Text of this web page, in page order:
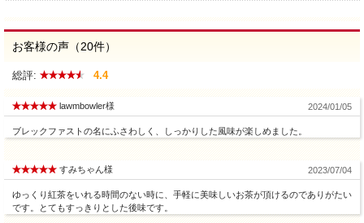
お客様の声（20件）
総評: 4.4
lawmbowler様 2024/01/05
ブレックファストの名にふさわしく、しっかりした風味が楽しめました。
すみちゃん様 2023/07/04
ゆっくり紅茶をいれる時間のない時に、手軽に美味しいお茶が頂けるのでありがたい
です。とてもすっきりとした後味です。